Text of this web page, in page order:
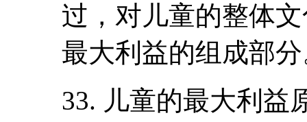
过，对儿童的整体
最大利益的组成部
33. 儿童的最大利益